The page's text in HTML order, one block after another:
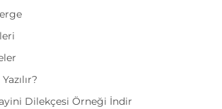
Dilekçesi Örneği İndir